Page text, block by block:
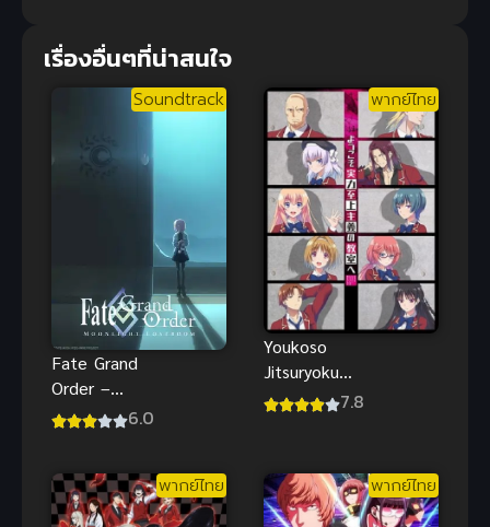
เรื่องอื่นๆที่น่าสนใจ
Soundtrack
Fate Grand
Order –
Moonlight6.0
พากย์ไทย
Youkoso
Jitsuryoku
(2017)
คน ภาค 1
7.8
พากย์ไทย พากย์ไทย